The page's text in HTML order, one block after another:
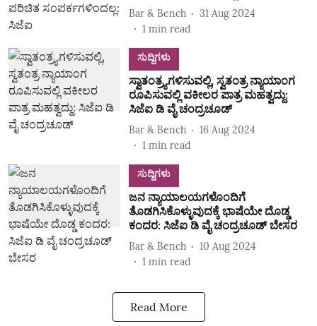
Bar & Bench
31 Aug 2024
1 min read
ಸುದ್ದಿಗಳು
ಸ್ವಾತಂತ್ರ್ಯಗಳಿಸುವಲ್ಲಿ, ಸ್ವತಂತ್ರ ನ್ಯಾಯಾಂಗ
ರೂಪಿಸುವಲ್ಲಿ ವಕೀಲರ ಪಾತ್ರ ಮಹತ್ವದ್ದು:
ಸಿಜೆಐ ಡಿ ವೈ ಚಂದ್ರಚೂಡ್‌
Bar & Bench
16 Aug 2024
1 min read
ಸುದ್ದಿಗಳು
ಜನ ನ್ಯಾಯಾಲಯಗಳೊಂದಿಗೆ
ತೊಡಗಿಸಿಕೊಳ್ಳುವುದಕ್ಕೆ ಭಾಷೆಯೇ ದೊಡ್ಡ
ಕಂದರ: ಸಿಜೆಐ ಡಿ ವೈ ಚಂದ್ರಚೂಡ್ ಬೇಸರ
Bar & Bench
10 Aug 2024
1 min read
Read More